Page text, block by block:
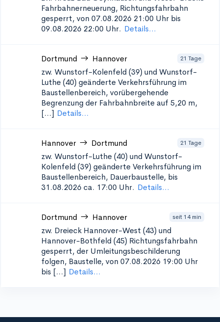
Fahrbahnerneuerung, Richtungsfahrbahn
gesperrt, von 07.08.2026 21:00 Uhr bis
09.08.2026 22:00 Uhr. Details...
Dortmund Hannover 21 Tage
zw. Wunstorf-Kolenfeld (39) und Wunstorf-
Luthe (40) geänderte Verkehrsführung im
Baustellenbereich, vorübergehende
Begrenzung der Fahrbahnbreite auf 5,20 m,
[...] Details...
Hannover Dortmund 21 Tage
zw. Wunstorf-Luthe (40) und Wunstorf-
Kolenfeld (39) geänderte Verkehrsführung im
Baustellenbereich, Dauerbaustelle, bis
31.08.2026 ca. 17:00 Uhr. Details...
Dortmund Hannover seit 14 min
zw. Dreieck Hannover-West (43) und
Hannover-Bothfeld (45) Richtungsfahrbahn
gesperrt, der Umleitungsbeschilderung
folgen, Baustelle, von 07.08.2026 19:00 Uhr
bis [...] Details...